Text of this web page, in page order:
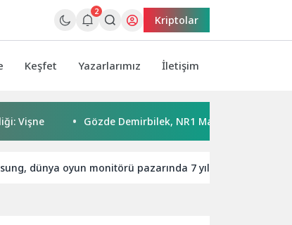
2
Kriptolar
Keşfet Yazarlarımız İletişim
Gözde Demirbilek, NR1 Magazin’de: ‘Son
dünya oyun monitörü pazarında 7 yıldır liderliğini